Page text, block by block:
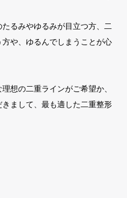
るみやゆるみが目立つ方、二
や、ゆるんでしまうことが心
想の二重ラインがご希望か、
まして、最も適した二重整形